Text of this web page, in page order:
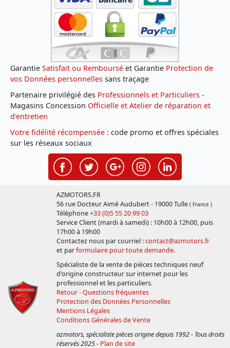
Garantie Satisfait ou Remboursé et Garantie Protection de
vos Données personnelles sans traçage
Partenaire privilégié des Professionnels et Particuliers -
Magasins Concession Officielle et Atelier de réparation et
d'entretien
Votre fidélité récompensée : code promo et offres spéciales
sur les réseaux sociaux
AZMOTORS.FR
56 rue Docteur Aimé Audubert - 19000 Tulle ( France )
Téléphone+33 (0)5 55 20 99 03
Service Client (mardi à samedi) : 10h00 à 12h00, puis
17h00 à 19h00
Contactez nous par courriel :contact@azmotors.fr
et parformulaire pour toute demande.
Spécialiste de la vente de pièces techniques neuf
d'origine constructeur sur internet pour les
professionnel et les particuliers.
Retour - Questions fréquentes
Protection des Données Personnelles
Mentions Légales
Conditions Générales de Vente
azmotors, spécialiste pièces origine depuis 1992 - Tous droits
réservés 2025- Plan de site